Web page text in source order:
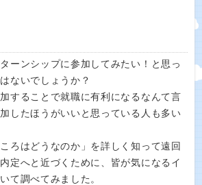
ーンシップに参加してみたい！と思っ
ないでしょうか？
することで就職に有利になるなんて言
したほうがいいと思っている人も多い
ろはどうなのか」を詳しく知って遠回
定へと近づくために、皆が気になるイ
て調べてみました。